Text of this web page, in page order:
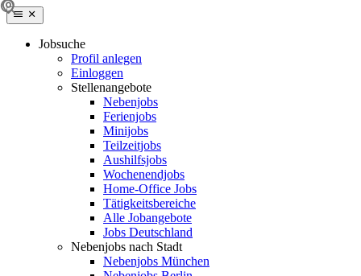
Jobsuche
Profil anlegen
Einloggen
Stellenangebote
Nebenjobs
Ferienjobs
Minijobs
Teilzeitjobs
Aushilfsjobs
Wochenendjobs
Home-Office Jobs
Tätigkeitsbereiche
Alle Jobangebote
Jobs Deutschland
Nebenjobs nach Stadt
Nebenjobs München